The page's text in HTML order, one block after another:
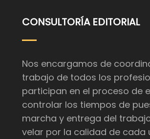
CONSULTORÍA EDITORIAL
Nos encargamos de
trabajo de todos los
participan en el proceso de
controlar los tiempos de
marcha y entrega del
velar por la calidad de cada